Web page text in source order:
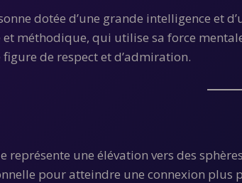
dotée d’une grande intelligence et
méthodique, qui utilise sa force
de respect et d’admiration.
une élévation vers des
pour atteindre une connexion plus